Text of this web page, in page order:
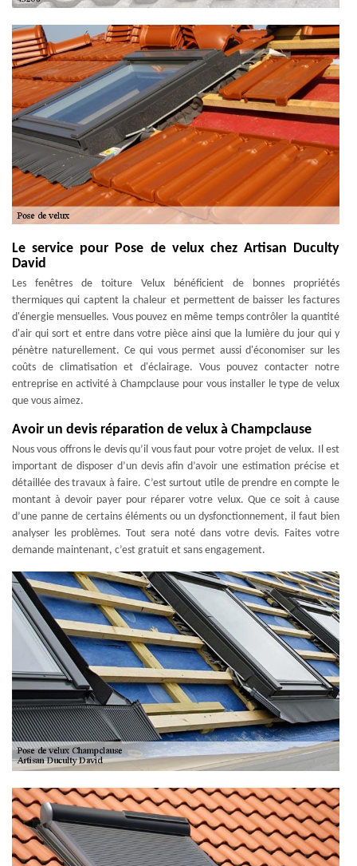
Le service pour Pose de velux chez Artisan Duculty
David
Les fenêtres de toiture Velux bénéficient de bonnes propriétés
thermiques qui captent la chaleur et permettent de baisser les factures
d'énergie mensuelles. Vous pouvez en même temps contrôler la quantité
d'air qui sort et entre dans votre pièce ainsi que la lumière du jour qui y
pénètre naturellement. Ce qui vous permet aussi d'économiser sur les
coûts de climatisation et d'éclairage. Vous pouvez contacter notre
entreprise en activité à Champclause pour vous installer le type de velux
que vous aimez.
Avoir un devis réparation de velux à Champclause
Nous vous offrons le devis qu’il vous faut pour votre projet de velux. Il est
important de disposer d’un devis afin d’avoir une estimation précise et
détaillée des travaux à faire. C’est surtout utile de prendre en compte le
montant à devoir payer pour réparer votre velux. Que ce soit à cause
d’une panne de certains éléments ou un dysfonctionnement, il faut bien
analyser les problèmes. Tout sera noté dans votre devis. Faites votre
demande maintenant, c’est gratuit et sans engagement.